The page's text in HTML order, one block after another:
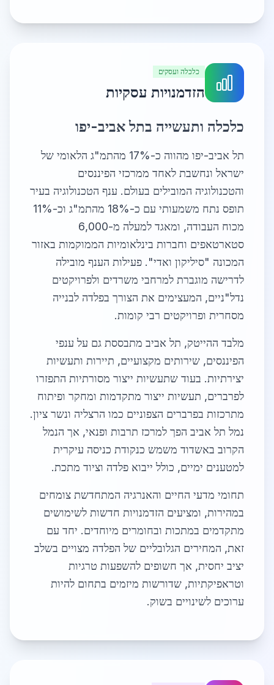
כלכלה ועסקים
הזדמנויות עסקיות
כלכלה ותעשייה בתל אביב-יפו
תל אביב-יפו מהווה כ-17% מהתמ"ג הלאומי של
ישראל ונחשבת לאחד ממרכזי הפיננסים
והטכנולוגיה המובילים בעולם. ענף הטכנולוגיה בעיר
תופס נתח משמעותי עם כ-18% מהתמ"ג וכ-11%
מכוח העבודה, ומאגד למעלה מ-6,000
סטארטאפים וחברות בינלאומיות הממוקמות באזור
המכונה "סיליקון ואדי". פעילות הענף מובילה
לדרישה מוגברת למרחבי משרדים ולפרויקטים
נדל"ניים, המעצימים את הצורך בפלדה לבנייה
מסחרית ופרויקטים רבי קומות.
מלבד ההייטק, תל אביב מתבססת גם על ענפי
הפיננסים, שירותים מקצועיים, תיירות ותעשיות
יצירתיות. בעוד שתעשיות ייצור מסורתיות התפזרו
לפרברים, תעשיות ייצור מתקדמות ומחקר ופיתוח
מתרכזות בפרברים הצפוניים כמו הרצליה ונשר ציון.
נמל תל אביב הפך למרכז תרבות ופנאי, אך הנמל
הקרוב באשדוד משמש כנקודת כניסה עיקרית
למטענים ימיים, כולל ייבוא פלדה וציוד מתכת.
תחומי מדעי החיים והאנרגיה המתחדשת צומחים
במהירות, ומציעים הזדמנויות חדשות לשימושים
מתקדמים במתכות ובחומרים מיוחדים. יחד עם
זאת, המחירים הגלובליים של הפלדה מצויים בשלב
יציב יחסית, אך חשופים להשפעות טרגיות
וטראפיקתיות, שדורשות מיזמים בתחום להיות
ערוכים לשינויים בשוק.